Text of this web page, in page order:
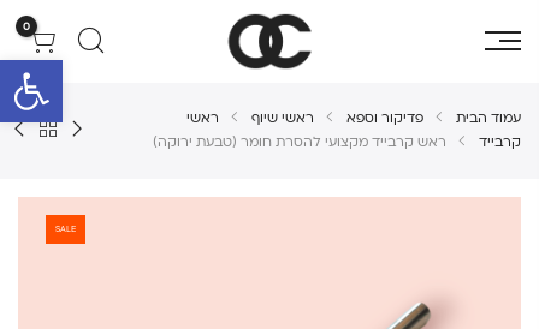
פתח
0
עמוד הבית פדיקור וספא ראשי שיוף
ראשי
קרבייד
ראש קרבייד מקצועי להסרת חומר (טבעת ירוקה)
SALE